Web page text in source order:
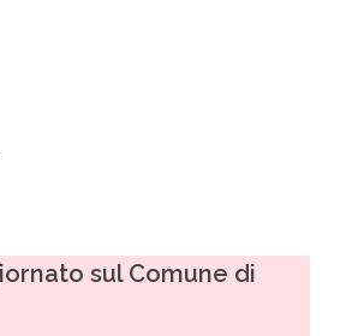
sul Comune di